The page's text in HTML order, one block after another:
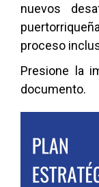
nuevos
proceso
Presione la
documento.